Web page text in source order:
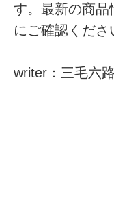
す。最新の商
にご確認くださ
writer：三毛六路